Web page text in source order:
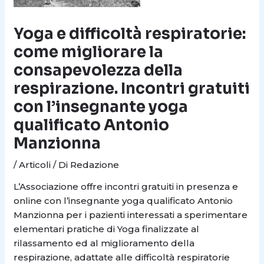
Yoga e difficoltà respiratorie:
come migliorare la
consapevolezza della
respirazione. Incontri gratuiti
con l’insegnante yoga
qualificato Antonio
Manzionna
/Articoli / Di Redazione
L’Associazione offre incontri gratuiti in presenza e
online con l’insegnante yoga qualificato Antonio
Manzionna per i pazienti interessati a sperimentare
elementari pratiche di Yoga finalizzate al
rilassamento ed al miglioramento della
respirazione, adattate alle difficoltà respiratorie